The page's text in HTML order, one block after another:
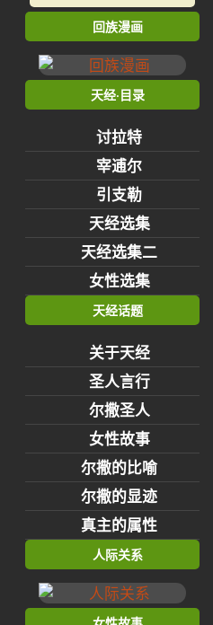
回族漫画
天经·目录
讨拉特
宰逋尔
引支勒
天经选集
天经选集二
女性选集
天经话题
关于天经
圣人言行
尔撒圣人
女性故事
尔撒的比喻
尔撒的显迹
真主的属性
人际关系